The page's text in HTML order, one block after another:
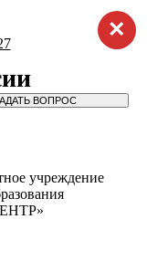
ВОПРОС
учреждение
×